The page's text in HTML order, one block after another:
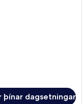
þínar dagsetningar